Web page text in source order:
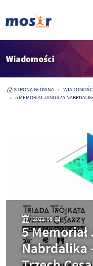
Wiadomości
STRONA GŁÓWNA
WIADOMOŚCI
5 MEMORIAŁ JANUSZA
2022-08-02
5 Memoriał
Nabrdalika